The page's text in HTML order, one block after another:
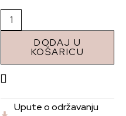
DODAJ U
KOŠARICU
Upute o održavanju